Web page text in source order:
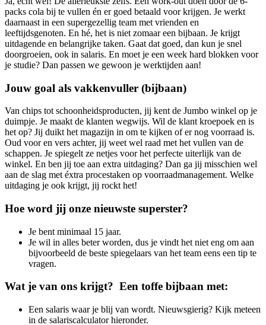
packs cola bij te vullen én er goed betaald voor krijgen. Je werkt
daarnaast in een supergezellig team met vrienden en
leeftijdsgenoten. En hé, het is niet zomaar een bijbaan. Je krijgt
uitdagende en belangrijke taken. Gaat dat goed, dan kun je snel
doorgroeien, ook in salaris. En moet je een week hard blokken voor
je studie? Dan passen we gewoon je werktijden aan!
Jouw goal als vakkenvuller (bijbaan)
Van chips tot schoonheidsproducten, jij kent de Jumbo winkel op je
duimpje. Je maakt de klanten wegwijs. Wil de klant kroepoek en is
het op? Jij duikt het magazijn in om te kijken of er nog voorraad is.
Oud voor en vers achter, jij weet wel raad met het vullen van de
schappen. Je spiegelt ze netjes voor het perfecte uiterlijk van de
winkel. En ben jij toe aan extra uitdaging? Dan ga jij misschien wel
aan de slag met éxtra procestaken op voorraadmanagement. Welke
uitdaging je ook krijgt, jij rockt het!
Hoe word jij onze nieuwste superster?
Je bent minimaal 15 jaar.
Je wil in alles beter worden, dus je vindt het niet eng om aan
bijvoorbeeld de beste spiegelaars van het team eens een tip te
vragen.
Wat je van ons krijgt? Een toffe bijbaan met:
Een salaris waar je blij van wordt. Nieuwsgierig? Kijk meteen
in de salariscalculator hieronder.